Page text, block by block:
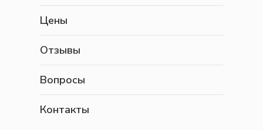
Цены
Отзывы
Вопросы
Контакты